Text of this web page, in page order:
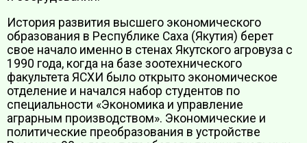
История развития высшего экономического
образования в Республике Саха (Якутия) берет
свое начало именно в стенах Якутского агровуза с
1990 года, когда на базе зоотехнического
факультета ЯСХИ было открыто экономическое
отделение и начался набор студентов по
специальности «Экономика и управление
аграрным производством». Экономические и
политические преобразования в устройстве